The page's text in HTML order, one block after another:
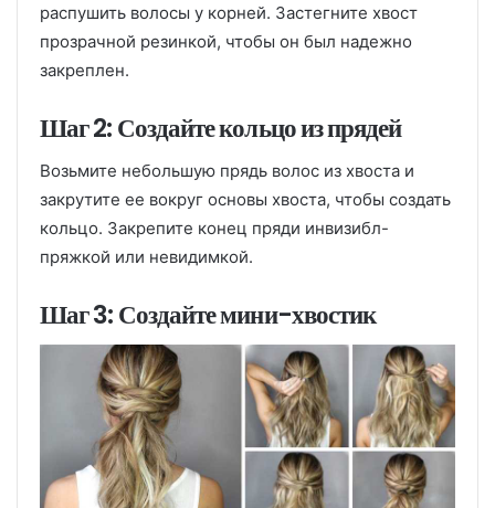
распушить волосы у корней. Застегните хвост
прозрачной резинкой, чтобы он был надежно
закреплен.
Шаг 2: Создайте кольцо из прядей
Возьмите небольшую прядь волос из хвоста и
закрутите ее вокруг основы хвоста, чтобы создать
кольцо. Закрепите конец пряди инвизибл-
пряжкой или невидимкой.
Шаг 3: Создайте мини-хвостик